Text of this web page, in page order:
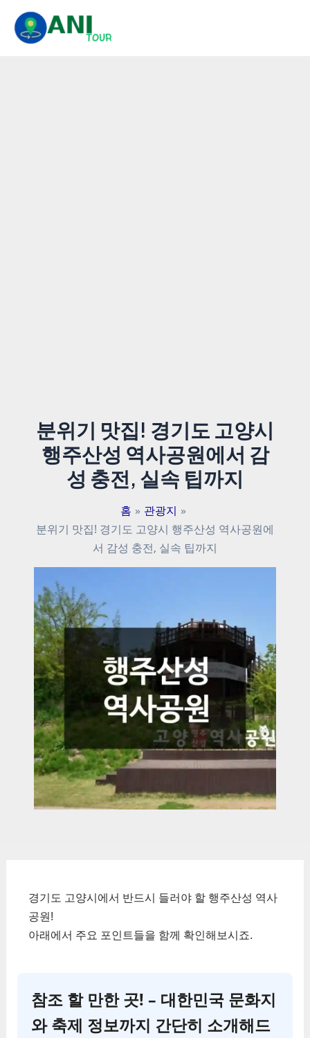
분위기 맛집! 경기도 고양시
행주산성 역사공원에서 감
성 충전, 실속 팁까지
홈
관광지
분위기 맛집! 경기도 고양시 행주산성 역사공원에
서 감성 충전, 실속 팁까지
경기도 고양시에서 반드시 들러야 할 행주산성 역사
공원!
아래에서 주요 포인트들을 함께 확인해보시죠.
참조 할 만한 곳! – 대한민국 문화지
와 축제 정보까지 간단히 소개해드